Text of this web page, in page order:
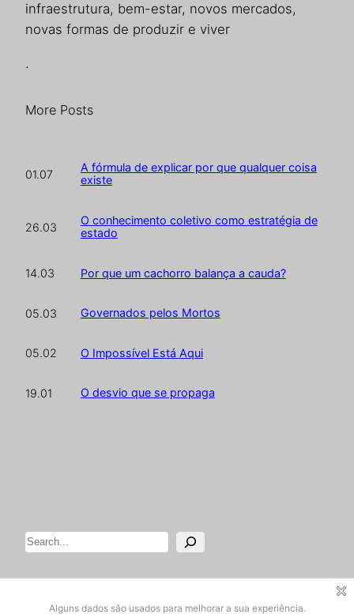
infraestrutura, bem-estar, novos mercados,
novas formas de produzir e viver
.
More Posts
01.07
A fórmula de explicar por que qualquer coisa
existe
26.03
O conhecimento coletivo como estratégia de
estado
14.03 Por que um cachorro balança a cauda?
05.03 Governados pelos Mortos
05.02 O Impossível Está Aqui
19.01 O desvio que se propaga
Pesquisar